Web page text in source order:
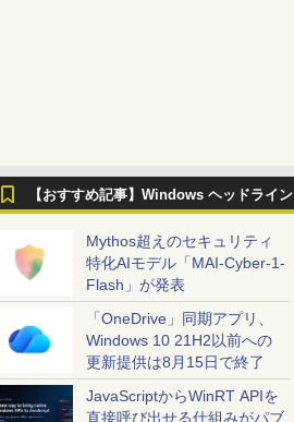
【おすすめ記事】Windows ヘッドライン
Mythos超えのセキュリティ
特化AIモデル「MAI-Cyber-1-
Flash」が発表
「OneDrive」同期アプリ、
Windows 10 21H2以前への
更新提供は8月15日で終了
JavaScriptからWinRT APIを
直接呼び出せる仕組みがパブ